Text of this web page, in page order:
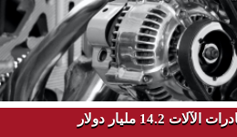
14.2 مليار دولار